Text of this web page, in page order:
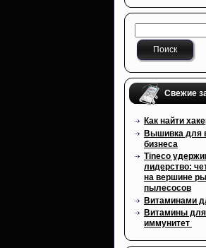
Свежие
Как найти
Вышивка для
бизнеса
Tineco
лидерство:
на вершине
пылесосов
Витаминами
Витамины
иммунитет